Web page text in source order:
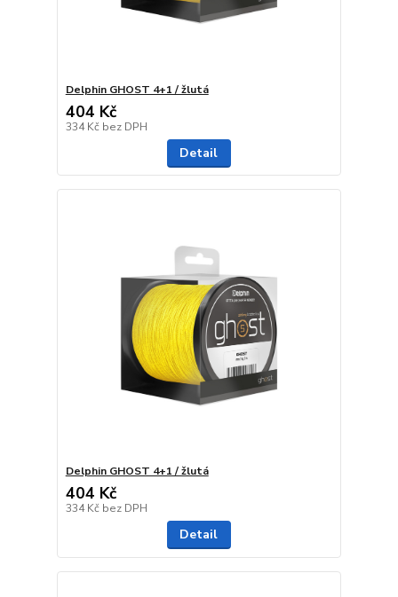
Delphin GHOST 4+1 / žlutá
404 Kč
334 Kč bez DPH
Detail
Delphin GHOST 4+1 / žlutá
404 Kč
334 Kč bez DPH
Detail